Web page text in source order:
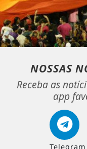
NOSSAS
Receba as
app
Telegram